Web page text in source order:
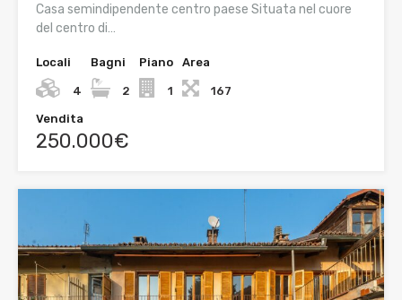
Casa semindipendente centro paese Situata nel cuore
del centro di…
Locali
4
Bagni
2
Piano
1
Area
167
Vendita
250.000€